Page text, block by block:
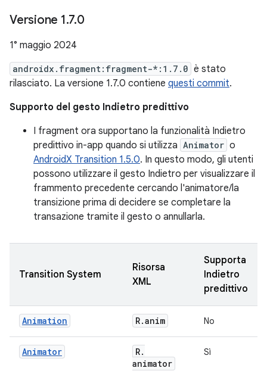
Versione 1.7.0
1° maggio 2024
androidx.fragment:fragment-*:1.7.0 è stato
rilasciato. La versione 1.7.0 contiene questi commit.
Supporto del gesto Indietro predittivo
I fragment ora supportano la funzionalità Indietro
predittivo in-app quando si utilizza Animator o
AndroidX Transition 1.5.0. In questo modo, gli utenti
possono utilizzare il gesto Indietro per visualizzare il
frammento precedente cercando l'animatore/la
transizione prima di decidere se completare la
transazione tramite il gesto o annullarla.
Transition System
Risorsa
XML
Supporta
Indietro
predittivo
Animation R.anim No
Animator R.
animator
Sì